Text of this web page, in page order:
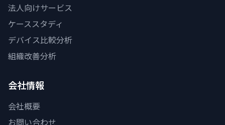
法人向けサービス
ケーススタディ
デバイス比較分析
組織改善分析
会社情報
会社概要
お問い合わせ